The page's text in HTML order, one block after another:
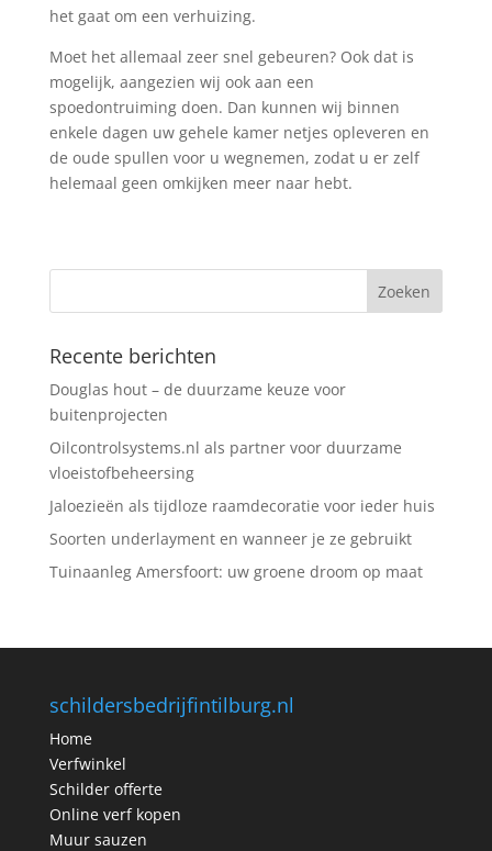
het gaat om een verhuizing.
Moet het allemaal zeer snel gebeuren? Ook dat is
mogelijk, aangezien wij ook aan een
spoedontruiming doen. Dan kunnen wij binnen
enkele dagen uw gehele kamer netjes opleveren en
de oude spullen voor u wegnemen, zodat u er zelf
helemaal geen omkijken meer naar hebt.
Recente berichten
Douglas hout – de duurzame keuze voor
buitenprojecten
Oilcontrolsystems.nl als partner voor duurzame
vloeistofbeheersing
Jaloezieën als tijdloze raamdecoratie voor ieder huis
Soorten underlayment en wanneer je ze gebruikt
Tuinaanleg Amersfoort: uw groene droom op maat
schildersbedrijfintilburg.nl
Home
Verfwinkel
Schilder offerte
Online verf kopen
Muur sauzen